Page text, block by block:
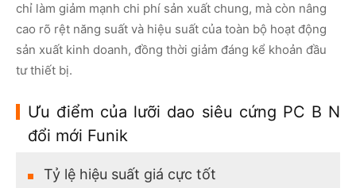
chỉ làm giảm mạnh chi phí sản xuất chung, mà còn nâng
cao rõ rệt năng suất và hiệu suất của toàn bộ hoạt động
sản xuất kinh doanh, đồng thời giảm đáng kể khoản đầu
tư thiết bị.
Ưu điểm của lưỡi dao siêu cứng PC B N
đổi mới Funik
Tỷ lệ hiệu suất giá cực tốt